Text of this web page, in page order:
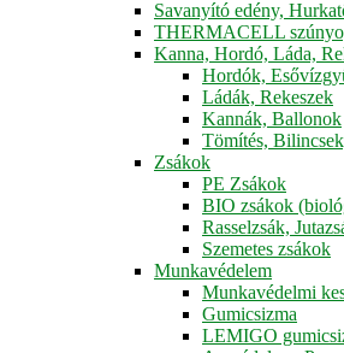
Savanyító edény,
THERMACELL
Kanna, Hordó, Láda,
Hordók,
Ládák, Rekeszek
Kannák, Ballonok
Tömítés,
Zsákok
PE Zsákok
BIO zsákok
Rasselzsák,
Szemetes zsákok
Munkavédelem
Munkavédelmi
Gumicsizma
LEMIGO